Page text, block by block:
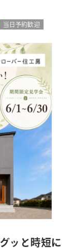
当日予約歓迎
ッと時短に